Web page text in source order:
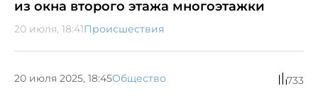
из окна второго этажа многоэтажки
20 июля, 18:41Происшествия
20 июля 2025, 18:45Общество 733